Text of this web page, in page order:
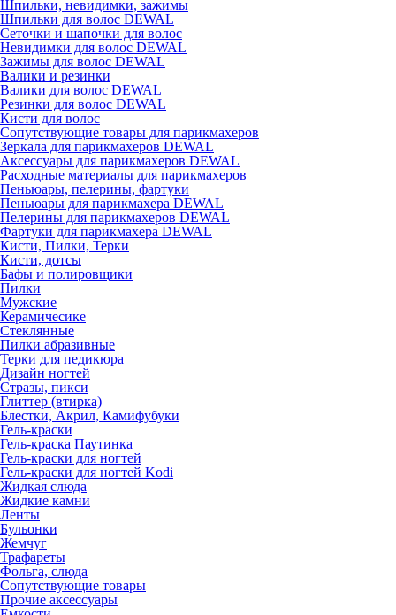
Шпильки, невидимки, зажимы
Шпильки для волос DEWAL
Сеточки и шапочки для волос
Невидимки для волос DEWAL
Зажимы для волос DEWAL
Валики и резинки
Валики для волос DEWAL
Резинки для волос DEWAL
Кисти для волос
Сопутствующие товары для парикмахеров
Зеркала для парикмахеров DEWAL
Аксессуары для парикмахеров DEWAL
Расходные материалы для парикмахеров
Пеньюары, пелерины, фартуки
Пеньюары для парикмахера DEWAL
Пелерины для парикмахеров DEWAL
Фартуки для парикмахера DEWAL
Кисти, Пилки, Терки
Кисти, дотсы
Бафы и полировщики
Пилки
Мужские
Керамичесике
Стеклянные
Пилки абразивные
Терки для педикюра
Дизайн ногтей
Стразы, пикси
Глиттер (втирка)
Блестки, Акрил, Камифубуки
Гель-краски
Гель-краска Паутинка
Гель-краски для ногтей
Гель-краски для ногтей Kodi
Жидкая слюда
Жидкие камни
Ленты
Бульонки
Жемчуг
Трафареты
Фольга, слюда
Сопутствующие товары
Прочие аксессуары